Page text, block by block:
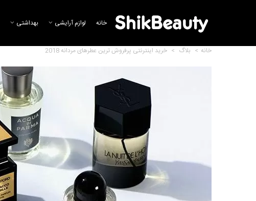
خانه لوازم آرایشی بهداشتی
خانه > بلاگ > خرید اینترنتی پرفروش ترین عطرهای مردانه 2018